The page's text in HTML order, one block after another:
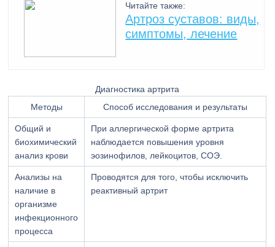
Читайте также:
Артроз суставов: виды,
симптомы, лечение
Диагностика артрита
Методы
Способ исследования и результаты
Общий и
биохимический
анализ крови
При аллергической форме артрита
наблюдается повышения уровня
эозинофилов, лейкоцитов, СОЭ.
Анализы на
наличие в
организме
инфекционного
процесса
Проводятся для того, чтобы исключить
реактивный артрит